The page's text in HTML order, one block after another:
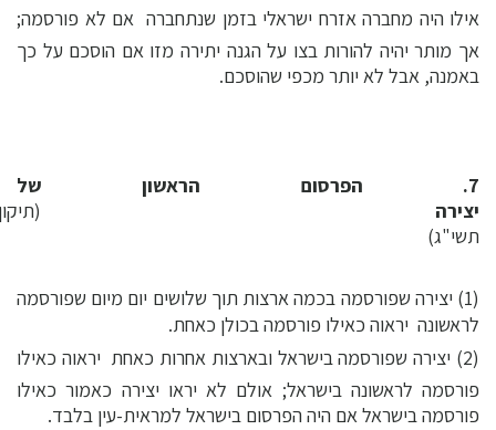
אילו היה מחברה אזרח ישראלי בזמן שנתחברה  אם לא פורסמה;
אך מותר יהיה להורות בצו על הגנה יתירה מזו אם הוסכם על כך
באמנה, אבל לא יותר מכפי שהוסכם.
7. הפרסום הראשון של
יצירה
תשי"ג)
(1) יצירה שפורסמה בכמה ארצות תוך שלושים יום מיום שפורסמה
לראשונה  יראוה כאילו פורסמה בכולן כאחת.
(2) יצירה שפורסמה בישראל ובארצות אחרות כאחת  יראוה כאילו
פורסמה לראשונה בישראל; אולם לא יראו יצירה כאמור כאילו
פורסמה בישראל אם היה הפרסום בישראל למראית-עין בלבד.